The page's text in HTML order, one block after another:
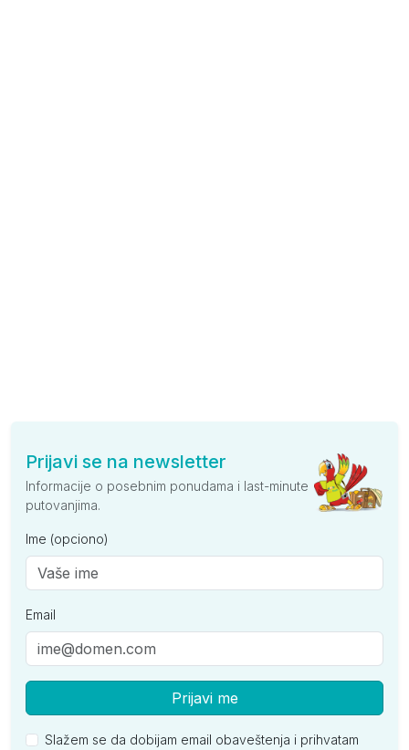
Prijavi se na newsletter
Informacije o posebnim ponudama i last-minute
putovanjima.
Ime (opciono)
Email
Prijavi me
Slažem se da dobijam email obaveštenja i prihvatam